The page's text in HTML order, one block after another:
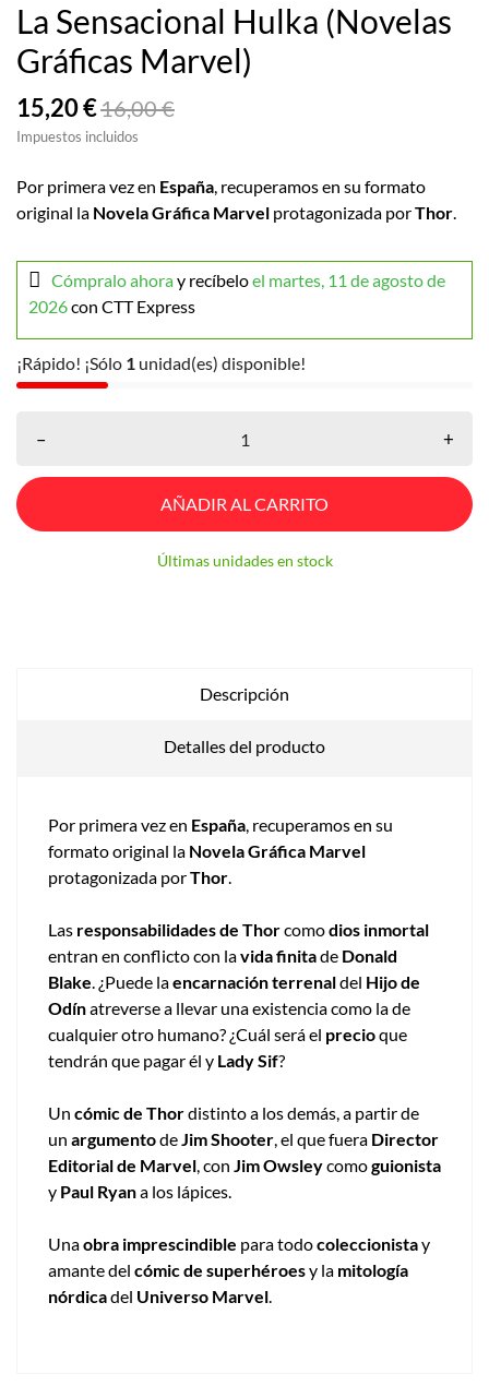
La Sensacional Hulka (Novelas
Gráficas Marvel)
15,20 €16,00 €
Impuestos incluidos
Por primera vez en España, recuperamos en su formato
original la Novela Gráfica Marvel protagonizada porThor.
Cómpralo ahoray recíbeloel martes, 11 de agosto de
2026con CTT Express
¡Rápido! ¡Sólo 1 unidad(es) disponible!
– +
AÑADIR AL CARRITO
Últimas unidades en stock
Descripción
Detalles del producto
Por primera vez en España, recuperamos en su
formato original la Novela Gráfica Marvel
protagonizada porThor.
Las responsabilidades de Thorcomodios inmortal
entran en conflicto con lavida finitade Donald
Blake. ¿Puede laencarnación terrenaldel Hijo de
Odínatreverse a llevar una existencia como la de
cualquier otro humano? ¿Cuál será el precioque
tendrán que pagar él y Lady Sif?
Un cómic de Thordistinto a los demás, a partir de
un argumentodeJim Shooter, el que fuera Director
Editorial de Marvel, con Jim Owsleycomoguionista
y Paul Ryana los lápices.
Unaobra imprescindible para todocoleccionistay
amante del cómic de superhéroesy la mitología
nórdicadel Universo Marvel.